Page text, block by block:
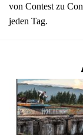
von Contest zu
jeden Tag.